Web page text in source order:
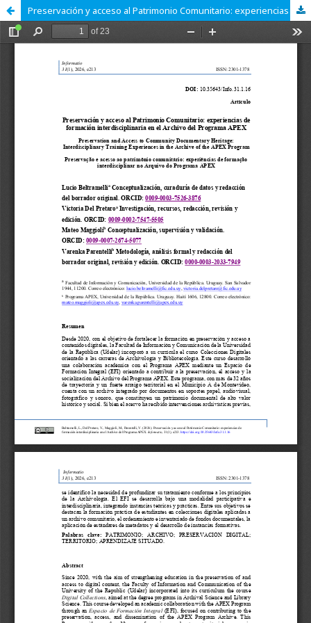
Preservación y acceso al Patrimonio Comunitario: experiencias de formación interdisciplinaria en el Archivo del Programa APEX